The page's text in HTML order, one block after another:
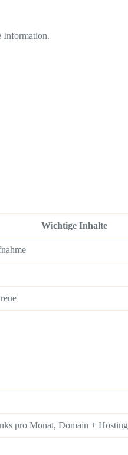
Information.
Wichtige Inhalte
pro Monat, Domain + Hosting